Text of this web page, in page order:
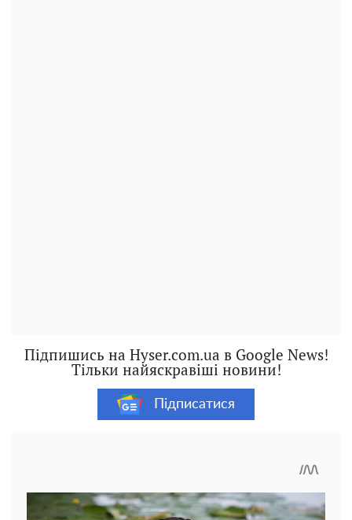
Підпишись на Hyser.com.ua в Google News!
Тільки найяскравіші новини!
Підписатися